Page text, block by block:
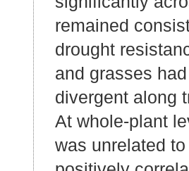
remained
drought
and grasses
divergent along
At whole-plant
was unrelated